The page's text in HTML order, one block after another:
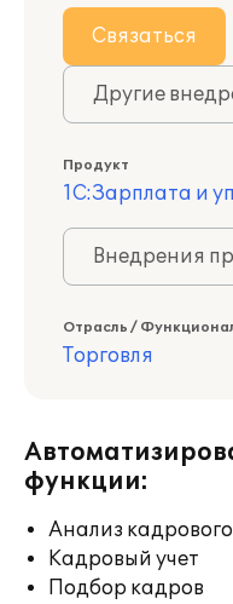
Связаться
Другие
Продукт
1С:Зарплата и
Внедрения
Отрасль /
Торговля
функции:
Анализ
Кадровый учет
Подбор кадров